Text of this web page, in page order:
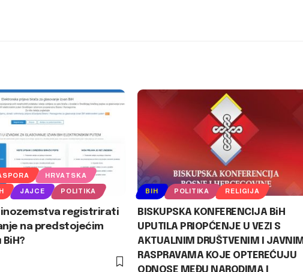
HRVATSKA
JAJCE POLITIKA
inozemstva registrirati
na predstojećim
BIH POLITIKA RELIGIJA
BISKUPSKA KONFERENCIJA BiH
UPUTILA PRIOPĆENJE U VEZI S
AKTUALNIM DRUŠTVENIM I JAVNIM
RASPRAVAMA KOJE OPTEREĆUJU
ODNOSE MEĐU NARODIMA I